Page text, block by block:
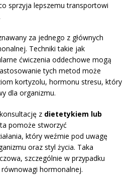
sprzyja lepszemu transportowi
za jednego z głównych
Techniki takie jak
ćwiczenia oddechowe mogą
tych metod może
kortyzolu, hormonu stresu, który
dla organizmu.
z dietetykiem lub
pomoże stworzyć
który weźmie pod uwagę
oraz styl życia. Taka
szczególnie w przypadku
hormonalnej.